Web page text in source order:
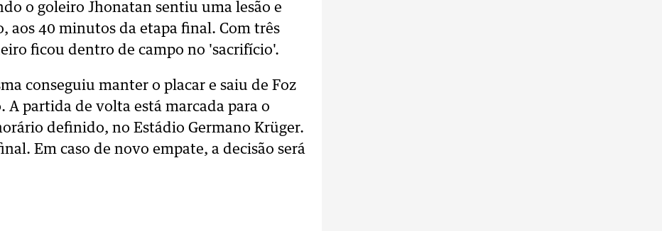
o goleiro Jhonatan sentiu uma lesão e
aos 40 minutos da etapa final. Com três
ficou dentro de campo no 'sacrifício'.
conseguiu manter o placar e saiu de Foz
partida de volta está marcada para o
definido, no Estádio Germano Krüger.
Em caso de novo empate, a decisão será